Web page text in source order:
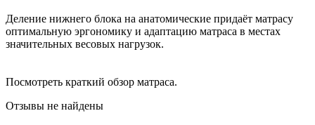
Деление нижнего блока на анатомические придаёт матрасу
оптимальную эргономику и адаптацию матраса в местах
значительных весовых нагрузок.
Посмотреть краткий обзор матраса.
Отзывы не найдены